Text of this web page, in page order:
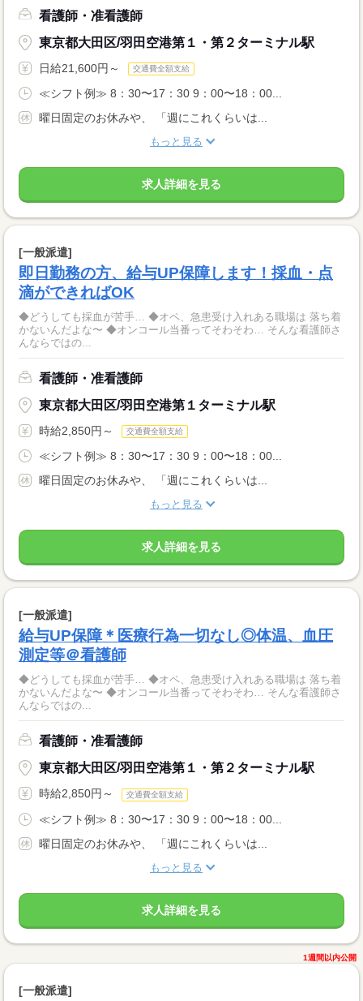
看護師・准看護師
東京都大田区/羽田空港第１・第２ターミナル駅
日給21,600円～ 交通費全額支給
≪シフト例≫ 8：30〜17：30 9：00〜18：00...
曜日固定のお休みや、 「週にこれくらいは...
もっと見る
求人詳細を見る
[一般派遣]
即日勤務の方、給与UP保障します！採血・点
滴ができればOK
◆どうしても採血が苦手… ◆オペ、急患受け入れある職場は 落ち着
かないんだよな〜 ◆オンコール当番ってそわそわ… そんな看護師さ
んならではの...
看護師・准看護師
東京都大田区/羽田空港第１ターミナル駅
時給2,850円～ 交通費全額支給
≪シフト例≫ 8：30〜17：30 9：00〜18：00...
曜日固定のお休みや、 「週にこれくらいは...
もっと見る
求人詳細を見る
[一般派遣]
給与UP保障＊医療行為一切なし◎体温、血圧
測定等＠看護師
◆どうしても採血が苦手… ◆オペ、急患受け入れある職場は 落ち着
かないんだよな〜 ◆オンコール当番ってそわそわ… そんな看護師さ
んならではの...
看護師・准看護師
東京都大田区/羽田空港第１・第２ターミナル駅
時給2,850円～ 交通費全額支給
≪シフト例≫ 8：30〜17：30 9：00〜18：00...
曜日固定のお休みや、 「週にこれくらいは...
もっと見る
求人詳細を見る
1週間以内公開
[一般派遣]